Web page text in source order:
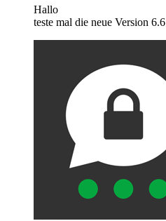
Hallo
teste mal die neue Version 6.6